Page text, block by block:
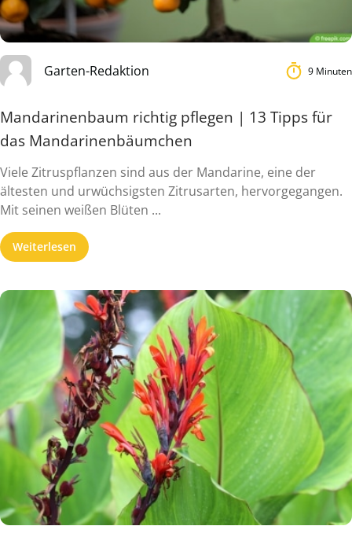
Garten-Redaktion 9 Minuten
Mandarinenbaum richtig pflegen | 13 Tipps für
das Mandarinenbäumchen
Viele Zitruspflanzen sind aus der Mandarine, eine der
ältesten und urwüchsigsten Zitrusarten, hervorgegangen.
Mit seinen weißen Blüten ...
Weiterlesen